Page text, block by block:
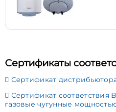
Сертификаты
Сертификат
Сертификат соответствия
газовые чугунные